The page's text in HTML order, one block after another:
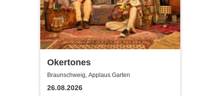
Okertones
Braunschweig, Applaus Garten
26.08.2026